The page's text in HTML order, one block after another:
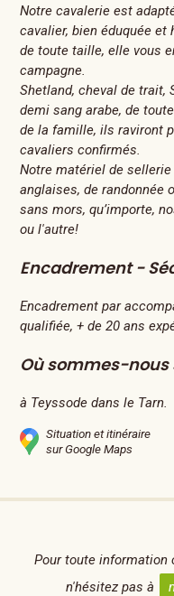
Notre cavalerie est
cavalier, bien éduquée et
de toute taille, elle vous
campagne.
Shetland, cheval de trait,
demi sang arabe, de
de la famille, ils raviront
cavaliers confirmés.
Notre matériel de
anglaises, de randonnée
sans mors, qu’importe,
ou l'autre!
Encadrement -
Encadrement par
qualifiée, + de 20 ans
Où sommes-nous
à Teyssode dans le Tarn.
Situation et itinéraire
sur Google Maps
Pour toute information
n'hésitez pas à